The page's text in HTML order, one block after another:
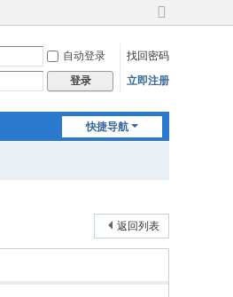
切
到
宽
自动登录
找回密码
登录 立即注册
快捷导航
返回列表